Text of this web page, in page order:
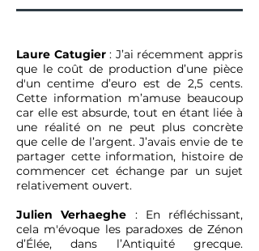
Laure Catugier: J’ai récemment appris
que le coût de production d’une pièce
d'un centime d’euro est de 2,5 cents.
Cette information m’amuse beaucoup
car elle est absurde, tout en étant liée à
une réalité on ne peut plus concrète
que celle de l’argent. J’avais envie de te
partager cette information, histoire de
commencer cet échange par un sujet
relativement ouvert.
Julien Verhaeghe : En réfléchissant,
cela m'évoque les paradoxes de Zénon
d’Élée, dans l’Antiquité grecque.